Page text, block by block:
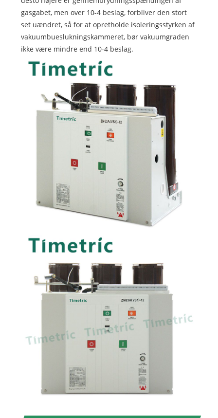
gasgabet, men over 10-4 beslag, forbliver den stort
set uændret, så for at opretholde isoleringsstyrken af ​​
vakuumbueslukningskammeret, bør vakuumgraden
ikke være mindre end 10-4 beslag.